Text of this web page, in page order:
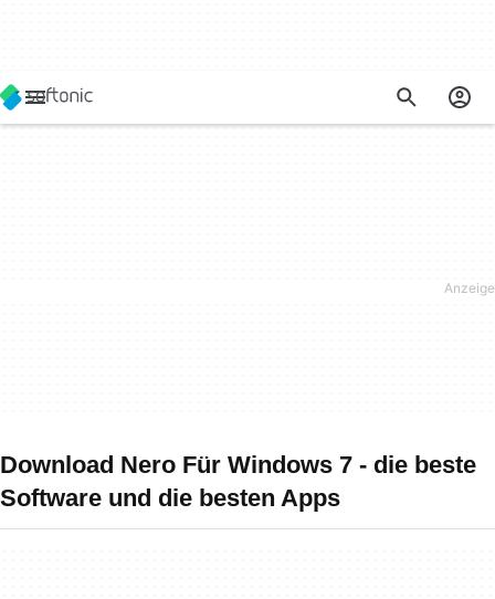
Download Nero Für Windows 7 - die beste
Software und die besten Apps